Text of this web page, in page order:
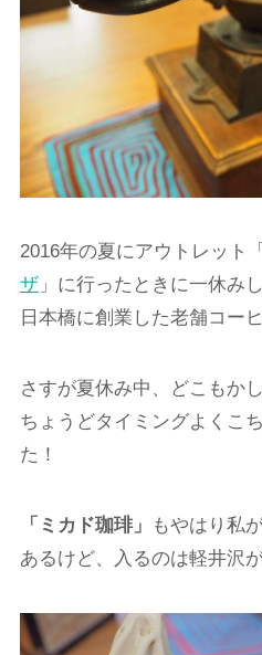
2016年の夏にアウトレット「
ザ」に行ったときに一休み
日本橋に創業した老舗コー
さすが夏休み中、どこもか
ちょうどタイミングよくこ
た！
「ミカド珈琲」
もやはり私
あるけど、入るのは軽井沢が